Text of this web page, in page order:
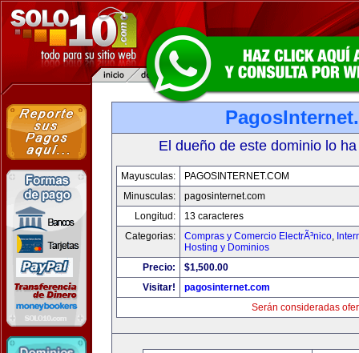
El dueño de este dominio lo
Mayusculas:
PAGOSINTERNET.COM
Minusculas:
pagosinternet.com
Longitud:
13 caracteres
Categorias:
Compras y Comercio ElectrÃ³nico,
Hosting y Dominios
Precio:
$1,500.00
Visitar!
pagosinternet.com
Serán consideradas